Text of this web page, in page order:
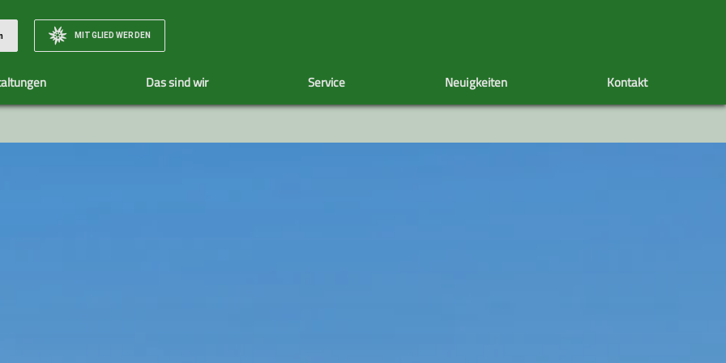
MITGLIED WERDEN
Tourenübersicht Veranstaltungen
Das sind wir
Unsere Tourenleiter Unser Vorstand
Service
Tourenachiv
Neuigkeiten Kontakt